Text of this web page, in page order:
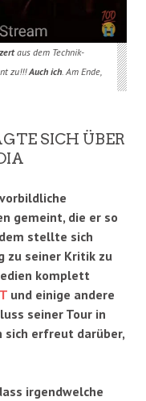
aus dem Technik-
zu!!!Auch ich. Am Ende,
SICH ÜBER
gemeint, die er so
stellte sich
zu seiner Kritik zu
komplett
und einige andere
seiner Tour in
sich erfreut darüber,
irgendwelche